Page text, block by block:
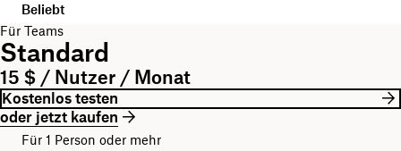
Beliebt
Für Teams
Standard
15 $ / Nutzer / Monat
Kostenlos testen
oder jetzt kaufen
Für 1 Person oder mehr